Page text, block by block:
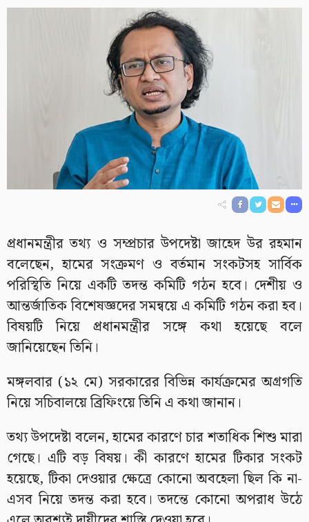
প্রধানমন্ত্রীর তথ্য ও সম্প্রচার উপদেষ্টা জাহেদ উর রহমান
বলেছেন, হামের সংক্রমণ ও বর্তমান সংকটসহ সার্বিক
পরিস্থিতি নিয়ে একটি তদন্ত কমিটি গঠন হবে। দেশীয় ও
আন্তর্জাতিক বিশেষজ্ঞদের সমন্বয়ে এ কমিটি গঠন করা হব।
বিষয়টি নিয়ে প্রধানমন্ত্রীর সঙ্গে কথা হয়েছে বলে
জানিয়েছেন তিনি।
মঙ্গলবার (১২ মে) সরকারের বিভিন্ন কার্যক্রমের অগ্রগতি
নিয়ে সচিবালয়ে ব্রিফিংয়ে তিনি এ কথা জানান।
তথ্য উপদেষ্টা বলেন, হামের কারণে চার শতাধিক শিশু মারা
গেছে। এটি বড় বিষয়। কী কারণে হামের টিকার সংকট
হয়েছে, টিকা দেওয়ার ক্ষেত্রে কোনো অবহেলা ছিল কি না-
এসব নিয়ে তদন্ত করা হবে। তদন্তে কোনো অপরাধ উঠে